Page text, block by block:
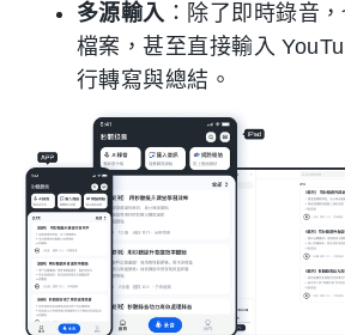
多源輸入 ：除了即時錄音
檔案，甚至直接輸入
行轉寫與總結。